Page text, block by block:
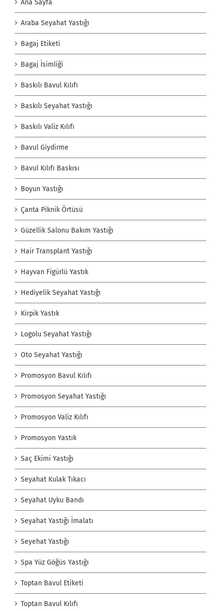
Ana Sayfa
Araba Seyahat Yastığı
Bagaj Etiketi
Bagaj İsimliği
Baskılı Bavul Kılıfı
Baskılı Seyahat Yastığı
Baskılı Valiz Kılıfı
Bavul Giydirme
Bavul Kılıfı Baskısı
Boyun Yastığı
Çanta Piknik Örtüsü
Güzellik Salonu Bakım Yastığı
Hair Transplant Yastığı
Hayvan Figürlü Yastık
Hediyelik Seyahat Yastığı
Kirpik Yastık
Logolu Seyahat Yastığı
Oto Seyahat Yastığı
Promosyon Bavul Kılıfı
Promosyon Seyahat Yastığı
Promosyon Valiz Kılıfı
Promosyon Yastık
Saç Ekimi Yastığı
Seyahat Kulak Tıkacı
Seyahat Uyku Bandı
Seyahat Yastığı İmalatı
Seyehat Yastığı
Spa Yüz Göğüs Yastığı
Toptan Bavul Etiketi
Toptan Bavul Kılıfı